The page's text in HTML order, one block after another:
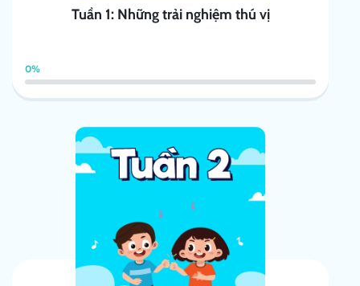
Tuần 1: Những trải nghiệm thú vị
0%